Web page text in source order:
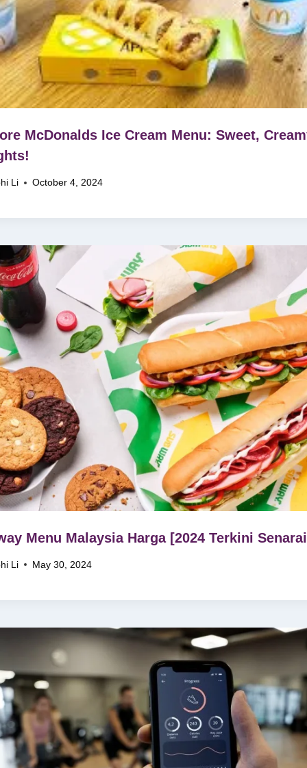
McDonalds Ice Cream Menu: Sweet,
Li October 4, 2024
Menu Malaysia Harga [2024 Terkini
Li May 30, 2024